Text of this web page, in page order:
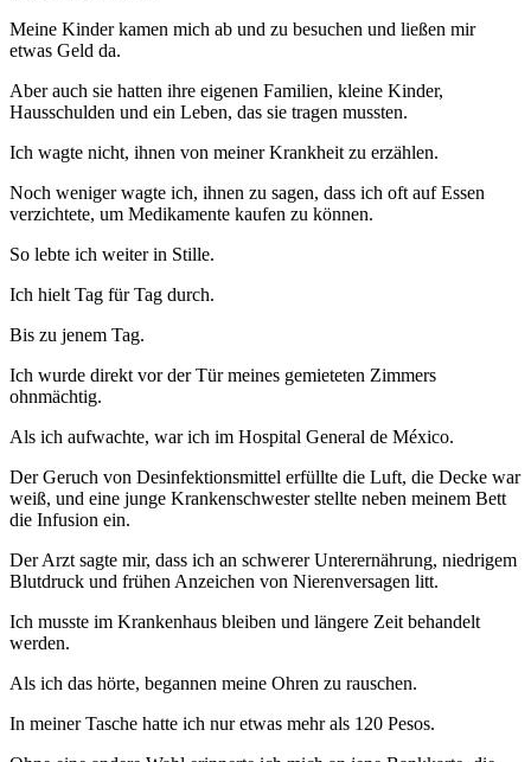
Meine Kinder kamen mich ab und zu besuchen und ließen mir
etwas Geld da.
Aber auch sie hatten ihre eigenen Familien, kleine Kinder,
Hausschulden und ein Leben, das sie tragen mussten.
Ich wagte nicht, ihnen von meiner Krankheit zu erzählen.
Noch weniger wagte ich, ihnen zu sagen, dass ich oft auf Essen
verzichtete, um Medikamente kaufen zu können.
So lebte ich weiter in Stille.
Ich hielt Tag für Tag durch.
Bis zu jenem Tag.
Ich wurde direkt vor der Tür meines gemieteten Zimmers
ohnmächtig.
Als ich aufwachte, war ich im Hospital General de México.
Der Geruch von Desinfektionsmittel erfüllte die Luft, die Decke war
weiß, und eine junge Krankenschwester stellte neben meinem Bett
die Infusion ein.
Der Arzt sagte mir, dass ich an schwerer Unterernährung, niedrigem
Blutdruck und frühen Anzeichen von Nierenversagen litt.
Ich musste im Krankenhaus bleiben und längere Zeit behandelt
werden.
Als ich das hörte, begannen meine Ohren zu rauschen.
In meiner Tasche hatte ich nur etwas mehr als 120 Pesos.